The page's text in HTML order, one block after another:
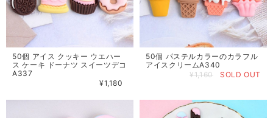
50個 アイス クッキー ウエハー
ス ケーキ ドーナツ スイーツデコ
A337
¥1,180
50個 パステルカラーのカラフル
アイスクリームA340
¥1,160
SOLD OUT